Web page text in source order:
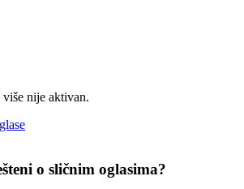
nije aktivan.
o sličnim oglasima?